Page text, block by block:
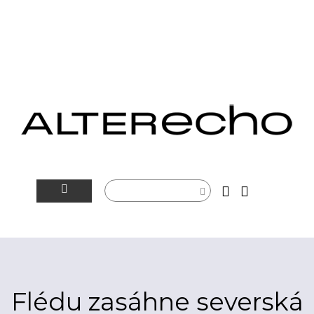
ARTEIN
ROZHOVORY
Flédu zasáhne severská